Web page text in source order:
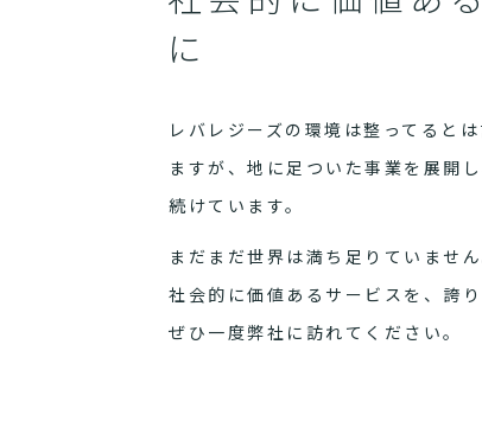
に
レバレジーズの環境は整ってると
ますが、地に足ついた事業を展開
続けています。
まだまだ世界は満ち足りていません
社会的に価値あるサービスを、誇
ぜひ一度弊社に訪れてください。